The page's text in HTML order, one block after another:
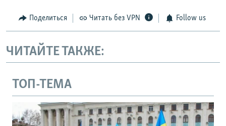
Поделиться Читать без VPN Follow us
ЧИТАЙТЕ ТАКЖЕ:
ТОП-ТЕМА